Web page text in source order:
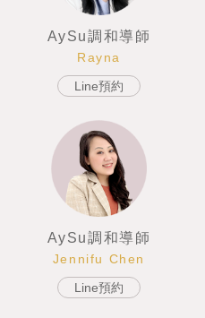
AySu調和導師
Rayna
Line預約
AySu調和導師
Jennifu Chen
Line預約